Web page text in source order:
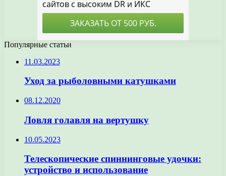
Популярные статьи
11.03.2023
Уход за рыболовными катушками
08.12.2020
Ловля голавля на вертушку
10.05.2023
Телескопические спиннинговые удочки:
устройство и использование